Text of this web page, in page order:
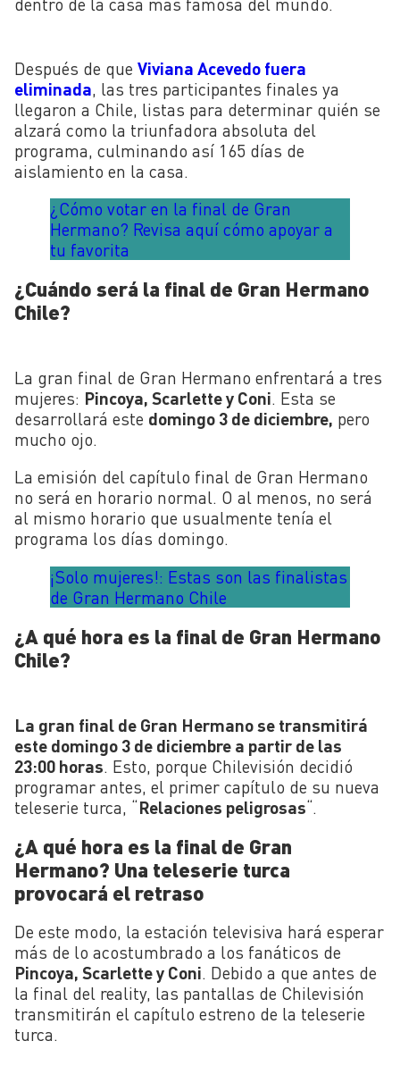
Después de que Viviana Acevedo fuera
eliminada, las tres participantes finales ya
llegaron a Chile, listas para determinar quién se
alzará como la triunfadora absoluta del
programa, culminando así 165 días de
aislamiento en la casa.
¿Cómo votar en la final de Gran
Hermano? Revisa aquí cómo apoyar a
tu favorita
¿Cuándo será la final de Gran Hermano
Chile?
La gran final de Gran Hermano enfrentará a tres
mujeres: Pincoya, Scarlette y Coni. Esta se
desarrollará este domingo 3 de diciembre, pero
mucho ojo.
La emisión del capítulo final de Gran Hermano
no será en horario normal. O al menos, no será
al mismo horario que usualmente tenía el
programa los días domingo.
¡Solo mujeres!: Estas son las finalistas
de Gran Hermano Chile
¿A qué hora es la final de Gran Hermano
Chile?
La gran final de Gran Hermano se transmitirá
este domingo 3 de diciembre a partir de las
23:00 horas. Esto, porque Chilevisión decidió
programar antes, el primer capítulo de su nueva
teleserie turca, “Relaciones peligrosas“.
¿A qué hora es la final de Gran
Hermano? Una teleserie turca
provocará el retraso
De este modo, la estación televisiva hará esperar
más de lo acostumbrado a los fanáticos de
Pincoya, Scarlette y Coni. Debido a que antes de
la final del reality, las pantallas de Chilevisión
transmitirán el capítulo estreno de la teleserie
turca.